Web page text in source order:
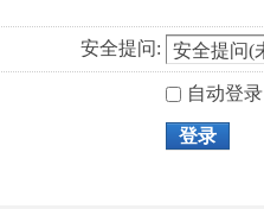
安全提问:
自动登录
登录